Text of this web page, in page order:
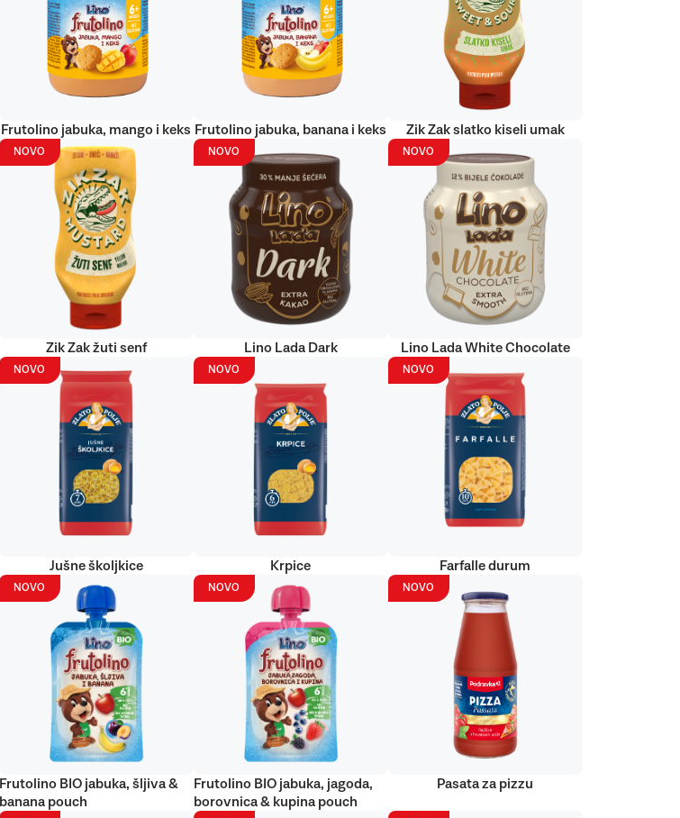
Frutolino jabuka, mango i keks Frutolino jabuka, banana i keks Zik Zak slatko kiseli umak
NOVO
Zik Zak žuti senf
NOVO
Lino Lada Dark
NOVO
Lino Lada White Chocolate
NOVO
Jušne školjkice
NOVO
Krpice
NOVO
Farfalle durum
NOVO
Frutolino BIO jabuka, šljiva &
banana pouch
NOVO
Frutolino BIO jabuka, jagoda,
borovnica & kupina pouch
NOVO
Pasata za pizzu